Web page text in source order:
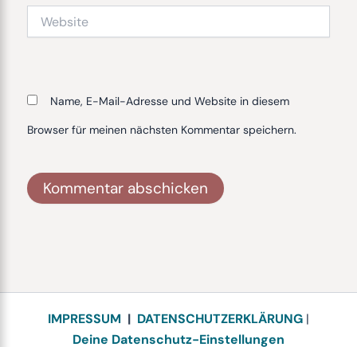
Name, E-Mail-Adresse und Website in diesem
Browser für meinen nächsten Kommentar speichern.
IMPRESSUM | DATENSCHUTZERKLÄRUNG |
Deine Datenschutz-Einstellungen